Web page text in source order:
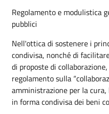
Regolamento e modulistica
pubblici
Nell'ottica di sostenere i
condivisa, nonché di
di proposte di
regolamento sulla
amministrazione per la
in forma condivisa dei beni